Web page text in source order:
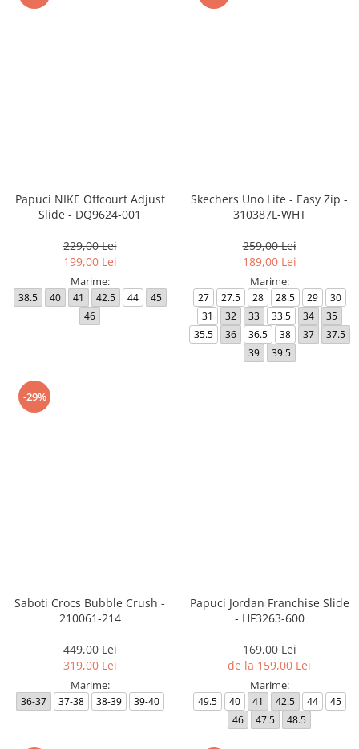
Papuci NIKE Offcourt Adjust
Slide - DQ9624-001
229,00 Lei
199,00 Lei
Marime:
38.5 40 41 42.5 44
45
46
Skechers Uno Lite - Easy Zip -
310387L-WHT
259,00 Lei
189,00 Lei
Marime:
27 27.5 28 28.5 29
30
31
32 33 33.5 34
35
35.5
36 36.5 38 37
37.5
39
39.5
-29%
Saboti Crocs Bubble Crush -
210061-214
449,00 Lei
319,00 Lei
Marime:
36-37 37-38 38-39 39-40
Papuci Jordan Franchise Slide
- HF3263-600
169,00 Lei
de la 159,00 Lei
Marime:
49.5 40 41 42.5 44
45
46
47.5 48.5